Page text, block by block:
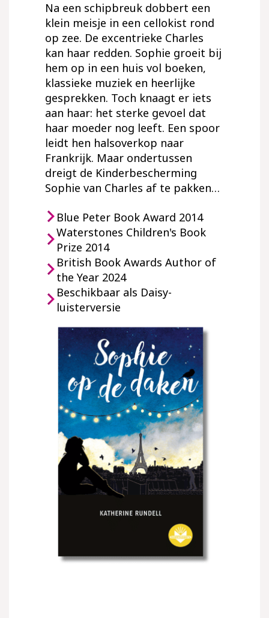
Na een schipbreuk dobbert een
klein meisje in een cellokist rond
op zee. De excentrieke Charles
kan haar redden. Sophie groeit bij
hem op in een huis vol boeken,
klassieke muziek en heerlijke
gesprekken. Toch knaagt er iets
aan haar: het sterke gevoel dat
haar moeder nog leeft. Een spoor
leidt hen halsoverkop naar
Frankrijk. Maar ondertussen
dreigt de Kinderbescherming
Sophie van Charles af te pakken…
Blue Peter Book Award 2014
Waterstones Children's Book
Prize 2014
British Book Awards Author of
the Year 2024
Beschikbaar als Daisy-
luisterversie